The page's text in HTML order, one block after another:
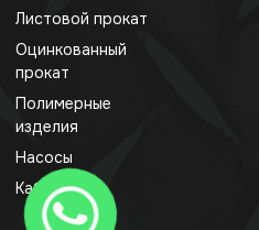
Листовой прокат
Оцинкованный
прокат
Полимерные
изделия
Насосы
Кабель